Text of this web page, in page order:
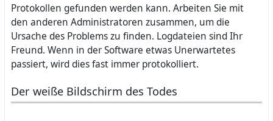
Protokollen gefunden werden kann. Arbeiten Sie mit
den anderen Administratoren zusammen, um die
Ursache des Problems zu finden. Logdateien sind Ihr
Freund. Wenn in der Software etwas Unerwartetes
passiert, wird dies fast immer protokolliert.
Der weiße Bildschirm des Todes